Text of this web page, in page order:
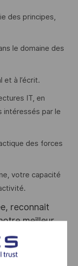
des principes,
le domaine des
et à l’écrit.
IT, en
intéressés par le
des forces
votre capacité
reconnait
meilleur
!
à des